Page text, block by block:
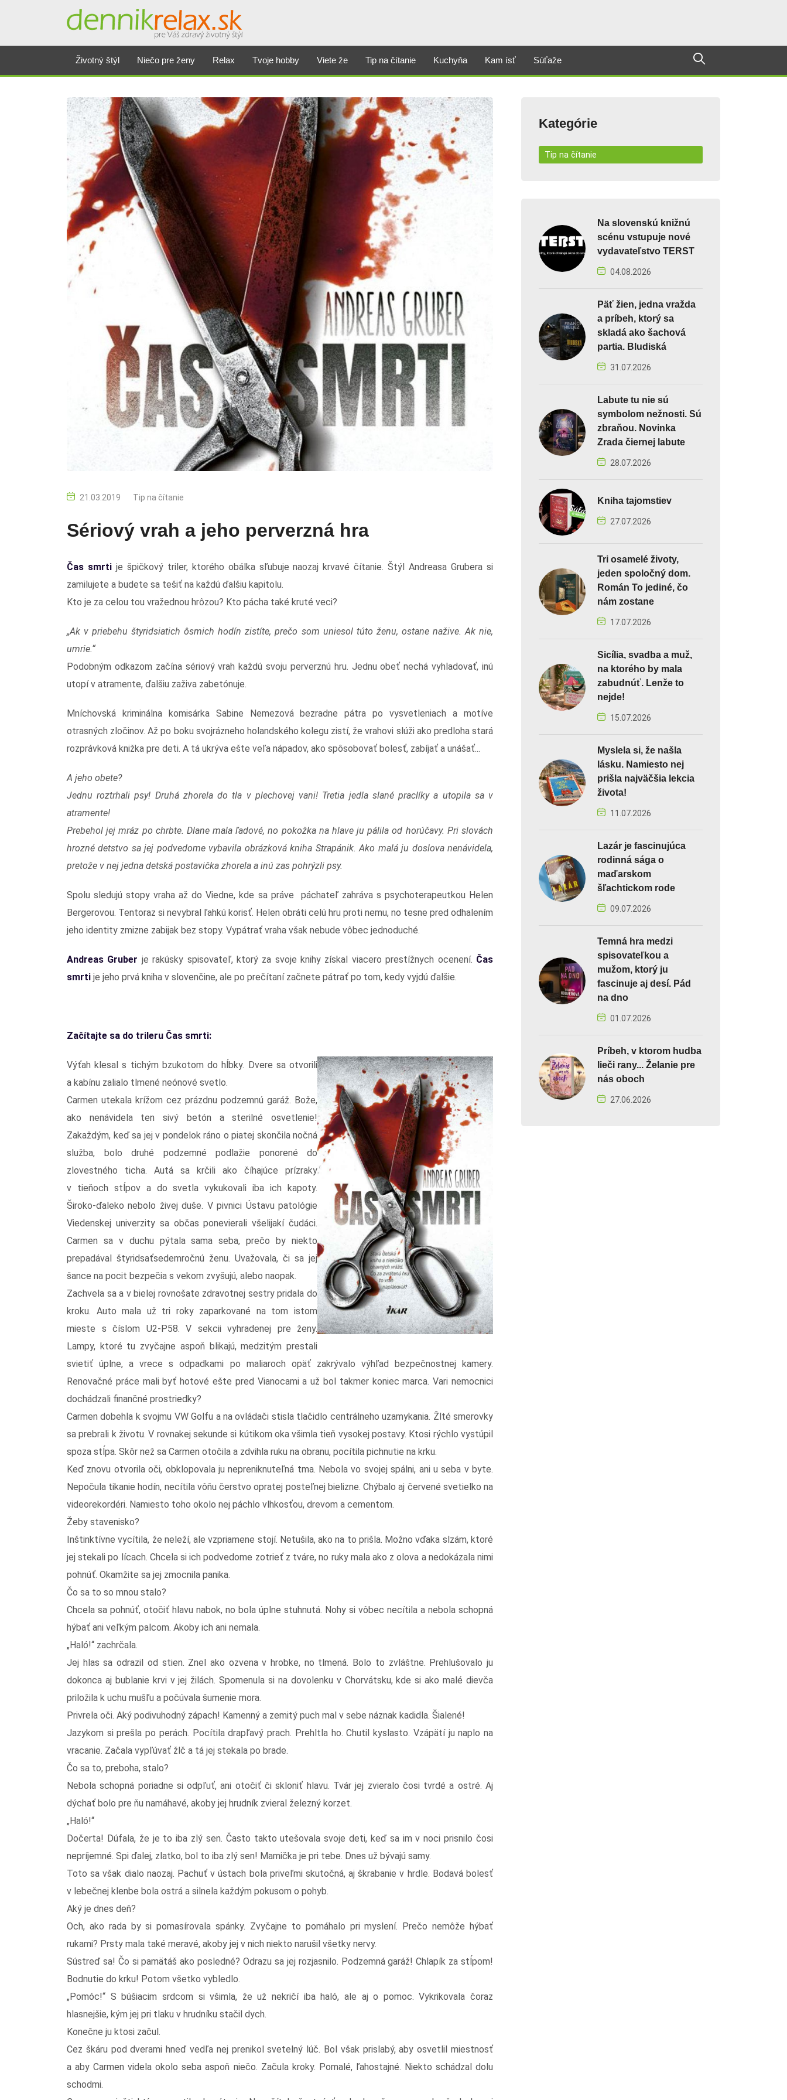
Životný štýl Niečo pre ženy Relax Tvoje hobby Viete že Tip na čítanie Kuchyňa Kam ísť Súťaže
21.03.2019 Tip na čítanie
Sériový vrah a jeho perverzná hra
Čas smrtije špičkový triler, ktorého obálka sľubuje naozaj krvavé čítanie. Štýl Andreasa Grubera si
zamilujete a budete sa tešiť na každú ďalšiu kapitolu.
Kto je za celou tou vražednou hrôzou? Kto pácha také kruté veci?
„Ak v priebehu štyridsiatich ôsmich hodín zistíte, prečo som uniesol túto ženu, ostane nažive. Ak nie,
umrie.“
Podobným odkazom začína sériový vrah každú svoju perverznú hru. Jednu obeť nechá vyhladovať, inú
utopí v atramente, ďalšiu zaživa zabetónuje.
Mníchovská kriminálna komisárka Sabine Nemezová bezradne pátra po vysvetleniach a motíve
otrasných zločinov. Až po boku svojrázneho holandského kolegu zistí, že vrahovi slúži ako predloha stará
rozprávková knižka pre deti. A tá ukrýva ešte veľa nápadov, ako spôsobovať bolesť, zabíjať a unášať...
A jeho obete?
Jednu roztrhali psy! Druhá zhorela do tla v plechovej vani! Tretia jedla slané praclíky a utopila sa v
atramente!
Prebehol jej mráz po chrbte. Dlane mala ľadové, no pokožka na hlave ju pálila od horúčavy. Pri slovách
hrozné detstvo sa jej podvedome vybavila obrázková kniha Strapánik. Ako malá ju doslova nenávidela,
pretože v nej jedna detská postavička zhorela a inú zas pohrýzli psy.
Spolu sledujú stopy vraha až do Viedne, kde sa práve páchateľ zahráva s psychoterapeutkou Helen
Bergerovou. Tentoraz si nevybral ľahkú korisť. Helen obráti celú hru proti nemu, no tesne pred odhalením
jeho identity zmizne zabijak bez stopy. Vypátrať vraha však nebude vôbec jednoduché.
Andreas Gruber je rakúsky spisovateľ, ktorý za svoje knihy získal viacero prestížnych ocenení. Čas
smrti je jeho prvá kniha v slovenčine, ale po prečítaní začnete pátrať po tom, kedy vyjdú ďalšie.
Začítajte sa do trileru Čas smrti:
Výťah klesal s tichým bzukotom do hĺbky. Dvere sa otvorili
a kabínu zalialo tlmené neónové svetlo.
Carmen utekala krížom cez prázdnu podzemnú garáž. Bože,
ako nenávidela ten sivý betón a sterilné osvetlenie!
Zakaždým, keď sa jej v pondelok ráno o piatej skončila nočná
služba, bolo druhé podzemné podlažie ponorené do
zlovestného ticha. Autá sa krčili ako číhajúce prízraky
v tieňoch stĺpov a do svetla vykukovali iba ich kapoty.
Široko-ďaleko nebolo živej duše. V pivnici Ústavu patológie
Viedenskej univerzity sa občas ponevierali všelijakí čudáci.
Carmen sa v duchu pýtala sama seba, prečo by niekto
prepadával štyridsaťsedemročnú ženu. Uvažovala, či sa jej
šance na pocit bezpečia s vekom zvyšujú, alebo naopak.
Zachvela sa a v bielej rovnošate zdravotnej sestry pridala do
kroku. Auto mala už tri roky zaparkované na tom istom
mieste s číslom U2-P58. V sekcii vyhradenej pre ženy.
Lampy, ktoré tu zvyčajne aspoň blikajú, medzitým prestali
svietiť úplne, a vrece s odpadkami po maliaroch opäť zakrývalo výhľad bezpečnostnej kamery.
Renovačné práce mali byť hotové ešte pred Vianocami a už bol takmer koniec marca. Vari nemocnici
dochádzali finančné prostriedky?
Carmen dobehla k svojmu VW Golfu a na ovládači stisla tlačidlo centrálneho uzamykania. Žlté smerovky
sa prebrali k životu. V rovnakej sekunde si kútikom oka všimla tieň vysokej postavy. Ktosi rýchlo vystúpil
spoza stĺpa. Skôr než sa Carmen otočila a zdvihla ruku na obranu, pocítila pichnutie na krku.
Keď znovu otvorila oči, obklopovala ju nepreniknuteľná tma. Nebola vo svojej spálni, ani u seba v byte.
Nepočula tikanie hodín, necítila vôňu čerstvo opratej posteľnej bielizne. Chýbalo aj červené svetielko na
videorekordéri. Namiesto toho okolo nej páchlo vlhkosťou, drevom a cementom.
Žeby stavenisko?
Inštinktívne vycítila, že neleží, ale vzpriamene stojí. Netušila, ako na to prišla. Možno vďaka slzám, ktoré
jej stekali po lícach. Chcela si ich podvedome zotrieť z tváre, no ruky mala ako z olova a nedokázala nimi
pohnúť. Okamžite sa jej zmocnila panika.
Čo sa to so mnou stalo?
Chcela sa pohnúť, otočiť hlavu nabok, no bola úplne stuhnutá. Nohy si vôbec necítila a nebola schopná
hýbať ani veľkým palcom. Akoby ich ani nemala.
„Haló!“ zachrčala.
Jej hlas sa odrazil od stien. Znel ako ozvena v hrobke, no tlmená. Bolo to zvláštne. Prehlušovalo ju
dokonca aj bublanie krvi v jej žilách. Spomenula si na dovolenku v Chorvátsku, kde si ako malé dievča
priložila k uchu mušľu a počúvala šumenie mora.
Privrela oči. Aký podivuhodný zápach! Kamenný a zemitý puch mal v sebe náznak kadidla. Šialené!
Jazykom si prešla po perách. Pocítila drapľavý prach. Prehltla ho. Chutil kyslasto. Vzápätí ju naplo na
vracanie. Začala vypľúvať žlč a tá jej stekala po brade.
Čo sa to, preboha, stalo?
Nebola schopná poriadne si odpľuť, ani otočiť či skloniť hlavu. Tvár jej zvieralo čosi tvrdé a ostré. Aj
dýchať bolo pre ňu namáhavé, akoby jej hrudník zvieral železný korzet.
„Haló!“
Dočerta! Dúfala, že je to iba zlý sen. Často takto utešovala svoje deti, keď sa im v noci prisnilo čosi
nepríjemné. Spi ďalej, zlatko, bol to iba zlý sen! Mamička je pri tebe. Dnes už bývajú samy.
Toto sa však dialo naozaj. Pachuť v ústach bola priveľmi skutočná, aj škrabanie v hrdle. Bodavá bolesť
v lebečnej klenbe bola ostrá a silnela každým pokusom o pohyb.
Aký je dnes deň?
Och, ako rada by si pomasírovala spánky. Zvyčajne to pomáhalo pri myslení. Prečo nemôže hýbať
rukami? Prsty mala také meravé, akoby jej v nich niekto narušil všetky nervy.
Sústreď sa! Čo si pamätáš ako posledné? Odrazu sa jej rozjasnilo. Podzemná garáž! Chlapík za stĺpom!
Bodnutie do krku! Potom všetko vybledlo.
„Pomóc!“ S búšiacim srdcom si všimla, že už nekričí iba haló, ale aj o pomoc. Vykrikovala čoraz
hlasnejšie, kým jej pri tlaku v hrudníku stačil dych.
Konečne ju ktosi začul.
Cez škáru pod dverami hneď vedľa nej prenikol svetelný lúč. Bol však prislabý, aby osvetlil miestnosť
a aby Carmen videla okolo seba aspoň niečo. Začula kroky. Pomalé, ľahostajné. Niekto schádzal dolu
schodmi.
Kategórie
Tip na čítanie
Na slovenskú knižnú
scénu vstupuje nové
vydavateľstvo TERST
04.08.2026
Päť žien, jedna vražda
a príbeh, ktorý sa
skladá ako šachová
partia. Bludiská
31.07.2026
Labute tu nie sú
symbolom nežnosti. Sú
zbraňou. Novinka
Zrada čiernej labute
28.07.2026
Kniha tajomstiev
27.07.2026
Tri osamelé životy,
jeden spoločný dom.
Román To jediné, čo
nám zostane
17.07.2026
Sicília, svadba a muž,
na ktorého by mala
zabudnúť. Lenže to
nejde!
15.07.2026
Myslela si, že našla
lásku. Namiesto nej
prišla najväčšia lekcia
života!
11.07.2026
Lazár je fascinujúca
rodinná sága o
maďarskom
šľachtickom rode
09.07.2026
Temná hra medzi
spisovateľkou a
mužom, ktorý ju
fascinuje aj desí. Pád
na dno
01.07.2026
Príbeh, v ktorom hudba
lieči rany... Želanie pre
nás oboch
27.06.2026